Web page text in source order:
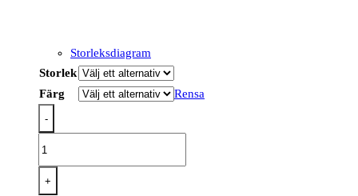
Storleksdiagram
Storlek
Färg
Rensa
-
EV4
+